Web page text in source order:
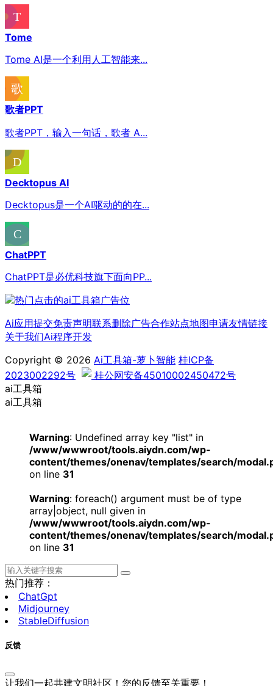
Tome
Tome AI是一个利用人工智能来...
歌者PPT
歌者PPT，输入一句话，歌者 A...
Decktopus AI
Decktopus是一个AI驱动的的在...
ChatPPT
ChatPPT是必优科技旗下面向PP...
Ai应用提交免责声明联系删除广告合作站点地图申请友情链接
关于我们Ai程序开发
Copyright © 2026 Ai工具箱-萝卜智能 桂ICP备
2023002292号
桂公网安备45010002450472号
ai工具箱
ai工具箱
Warning: Undefined array key "list" in
/www/wwwroot/tools.aiydn.com/wp-
content/themes/onenav/templates/search/
on line 31
Warning: foreach() argument must be of type
array|object, null given in
/www/wwwroot/tools.aiydn.com/wp-
content/themes/onenav/templates/search/
on line 31
热门推荐：
ChatGpt
Midjourney
StableDiffusion
反馈
让我们一起共建文明社区！您的反馈至关重要！